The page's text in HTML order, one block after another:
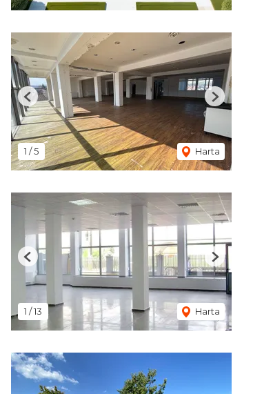
1 /5 Harta
Previous Next
1 /13 Harta
Previous Next